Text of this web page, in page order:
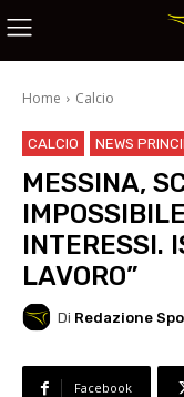
Home Calcio
CALCIO NEWS
MESSINA,
INTERESSI.
LAVORO”
Di Redazione
Facebook